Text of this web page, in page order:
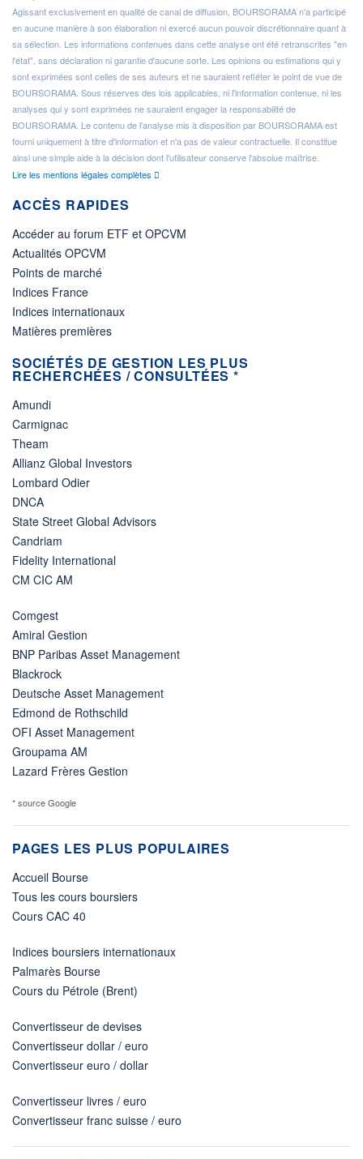
Agissant exclusivement en qualité de canal de diffusion, BOURSORAMA n'a participé
en aucune manière à son élaboration ni exercé aucun pouvoir discrétionnaire quant à
sa sélection. Les informations contenues dans cette analyse ont été retranscrites "en
l'état", sans déclaration ni garantie d'aucune sorte. Les opinions ou estimations qui y
sont exprimées sont celles de ses auteurs et ne sauraient refléter le point de vue de
BOURSORAMA. Sous réserves des lois applicables, ni l'information contenue, ni les
analyses qui y sont exprimées ne sauraient engager la responsabilité de
BOURSORAMA. Le contenu de l'analyse mis à disposition par BOURSORAMA est
fourni uniquement à titre d'information et n'a pas de valeur contractuelle. Il constitue
ainsi une simple aide à la décision dont l'utilisateur conserve l'absolue maîtrise.
Lire les mentions légales complètes
ACCÈS RAPIDES
Accéder au forum ETF et OPCVM
Actualités OPCVM
Points de marché
Indices France
Indices internationaux
Matières premières
SOCIÉTÉS DE GESTION LES PLUS
RECHERCHÉES / CONSULTÉES *
Amundi
Carmignac
Theam
Allianz Global Investors
Lombard Odier
DNCA
State Street Global Advisors
Candriam
Fidelity International
CM CIC AM
Comgest
Amiral Gestion
BNP Paribas Asset Management
Blackrock
Deutsche Asset Management
Edmond de Rothschild
OFI Asset Management
Groupama AM
Lazard Frères Gestion
* source Google
PAGES LES PLUS POPULAIRES
Accueil Bourse
Tous les cours boursiers
Cours CAC 40
Indices boursiers internationaux
Palmarès Bourse
Cours du Pétrole (Brent)
Convertisseur de devises
Convertisseur dollar / euro
Convertisseur euro / dollar
Convertisseur livres / euro
Convertisseur franc suisse / euro